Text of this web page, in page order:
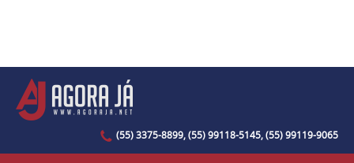
(55) 3375-8899, (55) 99118-5145, (55) 99119-9065